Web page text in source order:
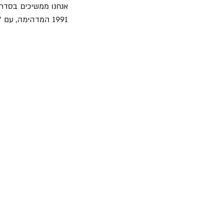
אנחנו ממשיכים
1991 המדהימה, עם "Slave to the Grind", אלבום האולפן השני של "Skid Row", אשר שוחרר ב- 11 ליוני 1991.